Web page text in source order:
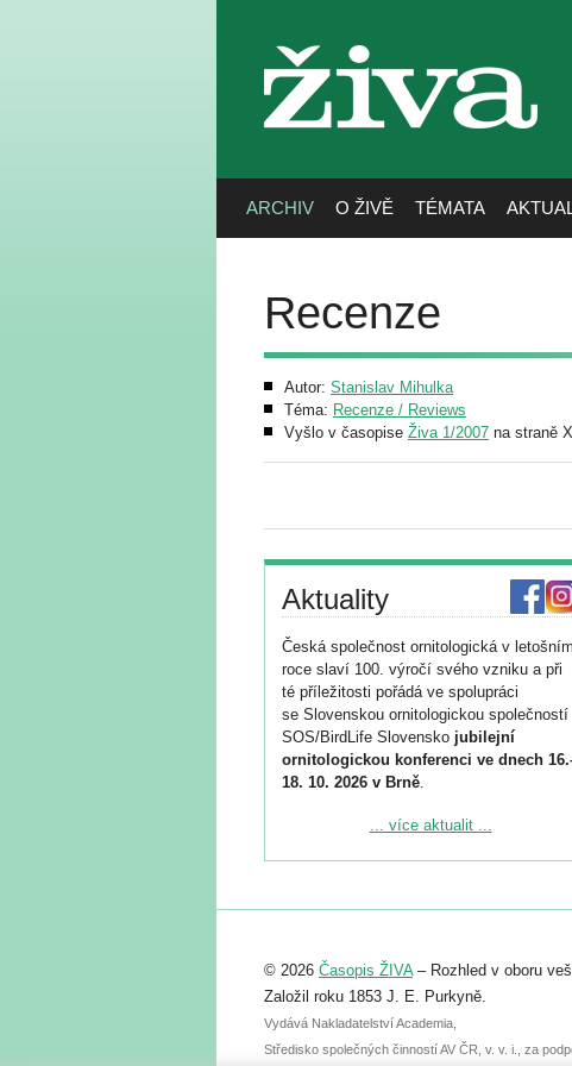
živa
ARCHIV O ŽIVĚ TÉMATA
Recenze
Autor: Stanislav Mihulka
Téma: Recenze / Reviews
Vyšlo v časopise Živa 1/2007 na straně
Aktuality
Česká společnost ornitologická v letošním
roce slaví 100. výročí svého vzniku a při
té příležitosti pořádá ve spolupráci
se Slovenskou ornitologickou společností
SOS/BirdLife Slovensko jubilejní
ornitologickou konferenci ve dnech
18. 10. 2026 v Brně.
Podrobnější informace ke konferenci
Registrovat se můžete do 6. září.
abstraktu přihlášené přednášky nebo
posteru je už 30. června.
... více aktualit ...
© 2026 Časopis ŽIVA– Rozhled v oboru
Založil roku 1853 J. E. Purkyně.
Vydává Nakladatelství Academia,
Středisko společných činností AV ČR, v. v. i., za